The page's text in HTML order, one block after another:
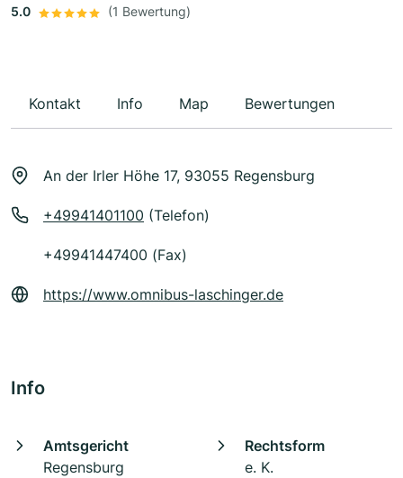
5.0 (1 Bewertung)
Kontakt Info Map Bewertungen
An der Irler Höhe 17, 93055 Regensburg
+49941401100 (Telefon)
+49941447400 (Fax)
https://www.omnibus-laschinger.de
Info
Amtsgericht
Regensburg
Rechtsform
e. K.